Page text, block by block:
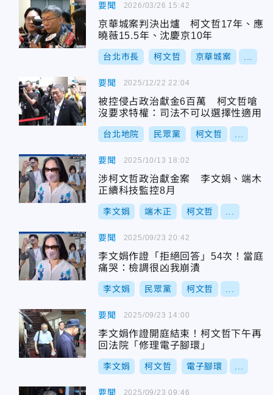
要聞
京華城案判決出爐 柯文哲17年、應
曉薇15.5年、沈慶京10年
台北市長 柯文哲 京華城案
2026/03/26 15:42
要聞
被控侵占政治獻金6百萬 柯文哲嗆
沒要求特權：司法不可以選擇性適用
台北地院 民眾黨 柯文哲
2025/12/22 22:04
要聞
涉柯文哲政治獻金案 李文娟、端木
正續科技監控8月
李文娟 端木正 柯文哲
2025/10/13 18:02
要聞
李文娟作證「拒絕回答」54次！當庭
痛哭：檢調很凶我崩潰
李文娟 民眾黨 柯文哲
2025/09/23 20:42
要聞
李文娟作證開庭結束！柯文哲下午再
回法院「修理電子腳環」
李文娟 柯文哲 電子腳環
2025/09/23 14:00
要聞 2025/09/23 09:46